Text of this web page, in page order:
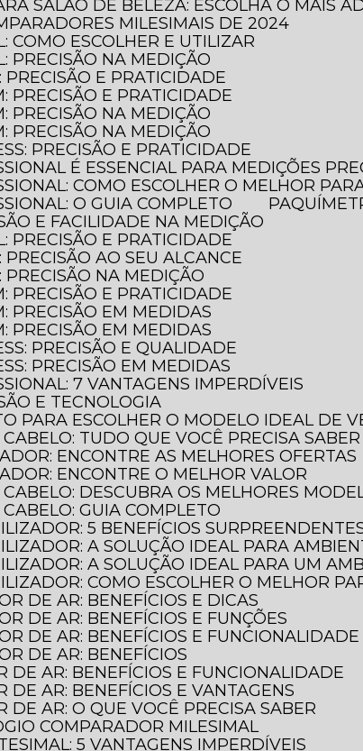
SALÃO DE BELEZA: ESCOLHA O MAIS
MILESIMAIS DE 2024
COMO ESCOLHER E UTILIZAR
PRECISÃO NA MEDIÇÃO
PRECISÃO E PRATICIDADE
PRECISÃO E PRATICIDADE
PRECISÃO NA MEDIÇÃO
PRECISÃO NA MEDIÇÃO
PRECISÃO E PRATICIDADE
É ESSENCIAL PARA MEDIÇÕES
COMO ESCOLHER O MELHOR
O GUIA COMPLETO
E FACILIDADE NA MEDIÇÃO
PRECISÃO E PRATICIDADE
PRECISÃO AO SEU ALCANCE
PRECISÃO NA MEDIÇÃO
PRECISÃO E PRATICIDADE
PRECISÃO EM MEDIDAS
PRECISÃO EM MEDIDAS
PRECISÃO E QUALIDADE
PRECISÃO EM MEDIDAS
7 VANTAGENS IMPERDÍVEIS
E TECNOLOGIA
PARA ESCOLHER O MODELO IDEAL DE
TUDO QUE VOCÊ PRECISA SABER
ENCONTRE AS MELHORES OFERTAS
ENCONTRE O MELHOR VALOR
DESCUBRA OS MELHORES
GUIA COMPLETO
5 BENEFÍCIOS
A SOLUÇÃO IDEAL PARA
A SOLUÇÃO IDEAL PARA UM
COMO ESCOLHER O MELHOR
DE AR: BENEFÍCIOS E DICAS
DE AR: BENEFÍCIOS E FUNÇÕES
DE AR: BENEFÍCIOS E FUNCIONALIDADE
DE AR: BENEFÍCIOS
DE AR: BENEFÍCIOS E FUNCIONALIDADE
DE AR: BENEFÍCIOS E VANTAGENS
DE AR: O QUE VOCÊ PRECISA SABER
COMPARADOR MILESIMAL
5 VANTAGENS IMPERDÍVEIS